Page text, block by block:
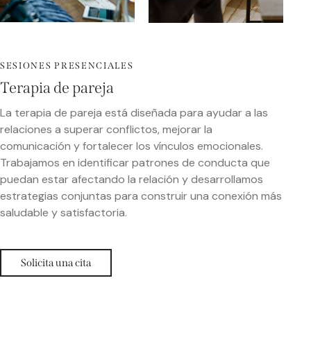
SESIONES PRESENCIALES
Terapia de pareja
La terapia de pareja está diseñada para ayudar a las
relaciones a superar conflictos, mejorar la
comunicación y fortalecer los vínculos emocionales.
Trabajamos en identificar patrones de conducta que
puedan estar afectando la relación y desarrollamos
estrategias conjuntas para construir una conexión más
saludable y satisfactoria.
Solicita una cita